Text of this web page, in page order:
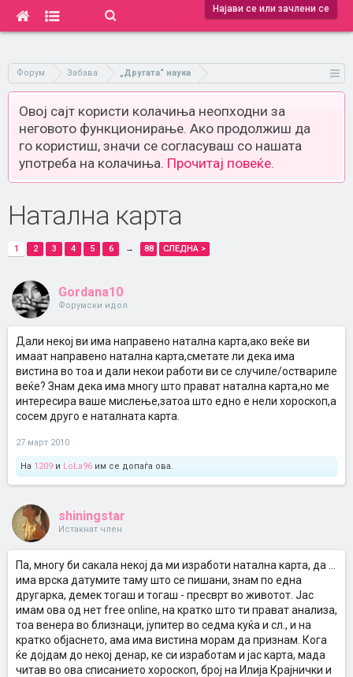
Најави се или зачлени се
Форум Забава „Другата“ наука
Овој сајт користи колачиња неопходни за
неговото функционирање. Ако продолжиш да
го користиш, значи се согласуваш со нашата
употреба на колачиња. Прочитај повеќе.
Натална карта
1 2 3 4 5 6 → 88 СЛЕДНА >
Gordana10
Форумски идол
Дали некој ви има направено натална карта,ако веќе ви
имаат направено натална карта,сметате ли дека има
вистина во тоа и дали некои работи ви се случиле/оствариле
веќе? Знам дека има многу што прават натална карта,но ме
интересира ваше мислење,затоа што едно е нели хороскоп,а
сосем друго е наталната карта.
27 март 2010
На 1209 и LoLa96 им се допаѓа ова.
shiningstar
Истакнат член
Па, многу би сакала некој да ми изработи натална карта, да ...
има врска датумите таму што се пишани, знам по една
другарка, демек тогаш и тогаш - пресврт во животот. Јас
имам ова од нет free online, на кратко што ти прават анализа,
тоа венера во близнаци, јупитер во седма куќа и сл., и на
кратко објаснето, ама има вистина морам да признам. Кога
ќе дојдам до некој денар, ке си изработам и јас карта, мада
читав во ова списанието хороскоп, број на Илија Крајнички и